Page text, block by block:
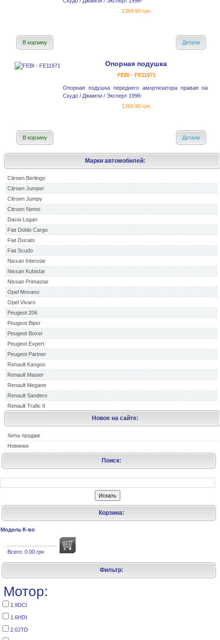
Марки автомобилей:
Citroen Berlingo
Citroen Jumper
Citroen Jumpy
Citroen Nemo
Dacia Logan
Fiat Doblo Cargo
Fiat Ducato
Fiat Scudo
Nissan Interstar
Nissan Kubistar
Nissan Primastar
Opel Movano
Opel Vivaro
Peugeot 206
Peugeot Biper
Peugeot Boxer
Peugeot Expert
Peugeot Partner
Renault Kangoo
Renault Master
Renault Megane
Renault Sandero
Renault Trafic II
Новое на сайте:
Хиты продаж
Новинки
1369.90 грн.
В корзину Детали
Опорная подушка
FEBI - FE11971
Опорная подушка переднего амортизатора правая на
Скудо / Джампи / Эксперт 1996-
1369.90 грн.
В корзину Детали
Поиск:
Корзина:
Модель К-во
Всего: 0.00 грн
Фильтр:
Мотор:
1.9DCI
1.6HDI
2.0JTD